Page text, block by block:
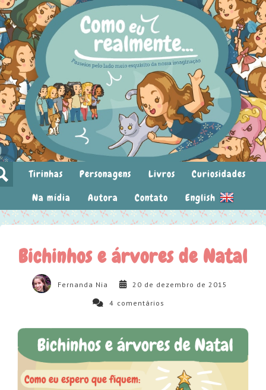
Tirinhas Personagens Livros
Curiosidades
Na mídia
Autora Contato English
Bichinhos e árvores de Natal
Fernanda Nia 20 de dezembro de 2015
4 comentários